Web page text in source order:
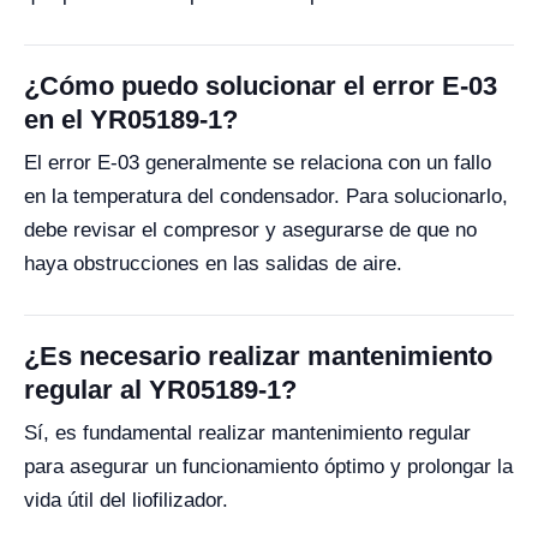
¿Cómo puedo solucionar el error E-03
en el YR05189-1?
El error E-03 generalmente se relaciona con un fallo
en la temperatura del condensador. Para solucionarlo,
debe revisar el compresor y asegurarse de que no
haya obstrucciones en las salidas de aire.
¿Es necesario realizar mantenimiento
regular al YR05189-1?
Sí, es fundamental realizar mantenimiento regular
para asegurar un funcionamiento óptimo y prolongar la
vida útil del liofilizador.